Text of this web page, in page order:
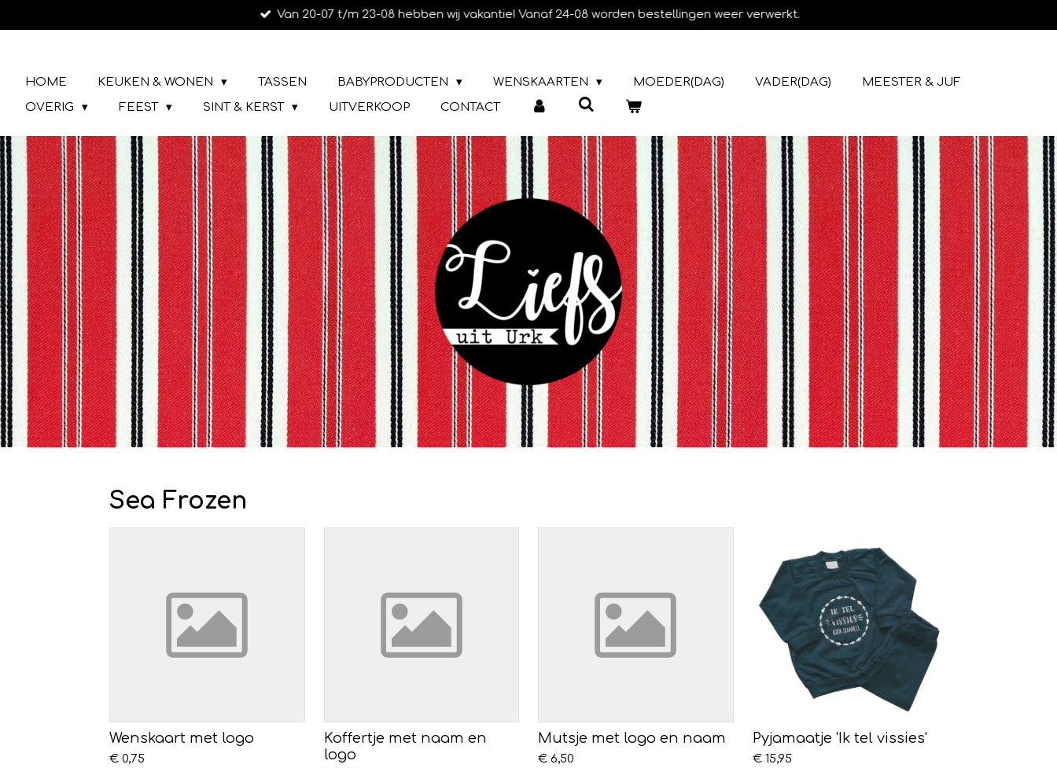
direct
hoofdinhoud
Van 20-07 t/m 23-08 hebben wij vakantie! Vanaf 24-08 worden bestellingen weer verwerkt.
HOME KEUKEN & WONEN TASSEN BABYPRODUCTEN WENSKAARTEN MOEDER(DAG) VADER(DAG)
MEESTER & JUF
OVERIG
FEEST SINT & KERST UITVERKOOP CONTACT
Sea Frozen
Wenskaart met logo
€ 0,75
Koffertje met naam en
logo
Mutsje met logo en naam
€ 6,50
Pyjamaatje 'Ik tel vissies'
€ 15,95